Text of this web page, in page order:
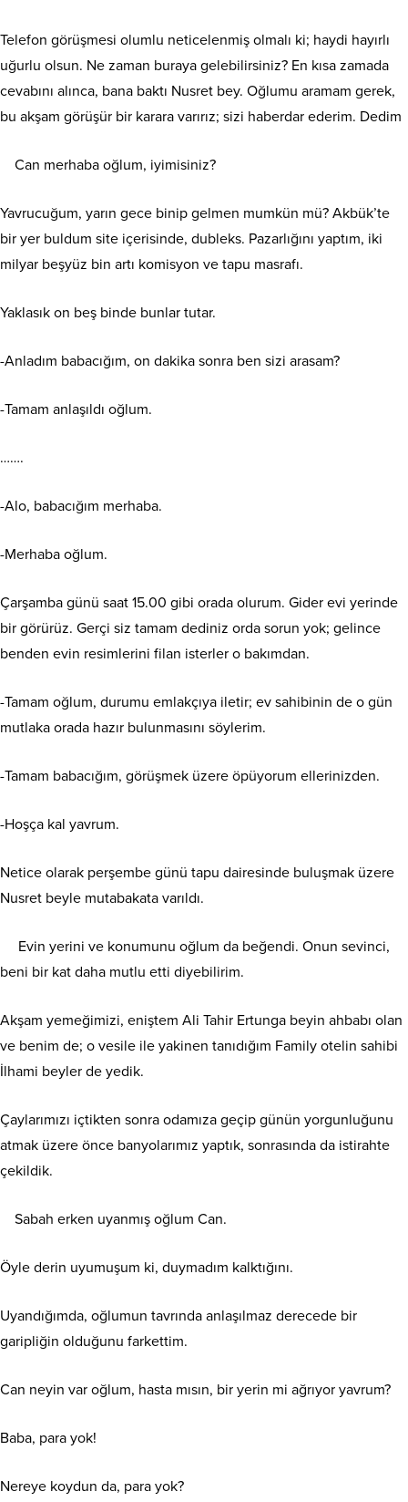
Telefon görüşmesi olumlu neticelenmiş olmalı ki; haydi hayırlı
uğurlu olsun. Ne zaman buraya gelebilirsiniz? En kısa zamada
cevabını alınca, bana baktı Nusret bey. Oğlumu aramam gerek,
bu akşam görüşür bir karara varırız; sizi haberdar ederim. Dedim
Can merhaba oğlum, iyimisiniz?
Yavrucuğum, yarın gece binip gelmen mumkün mü? Akbük’te
bir yer buldum site içerisinde, dubleks. Pazarlığını yaptım, iki
milyar beşyüz bin artı komisyon ve tapu masrafı.
Yaklasık on beş binde bunlar tutar.
-Anladım babacığım, on dakika sonra ben sizi arasam?
-Tamam anlaşıldı oğlum.
…….
-Alo, babacığım merhaba.
-Merhaba oğlum.
Çarşamba günü saat 15.00 gibi orada olurum. Gider evi yerinde
bir görürüz. Gerçi siz tamam dediniz orda sorun yok; gelince
benden evin resimlerini filan isterler o bakımdan.
-Tamam oğlum, durumu emlakçıya iletir; ev sahibinin de o gün
mutlaka orada hazır bulunmasını söylerim.
-Tamam babacığım, görüşmek üzere öpüyorum ellerinizden.
-Hoşça kal yavrum.
Netice olarak perşembe günü tapu dairesinde buluşmak üzere
Nusret beyle mutabakata varıldı.
Evin yerini ve konumunu oğlum da beğendi. Onun sevinci,
beni bir kat daha mutlu etti diyebilirim.
Akşam yemeğimizi, eniştem Ali Tahir Ertunga beyin ahbabı olan
ve benim de; o vesile ile yakinen tanıdığım Family otelin sahibi
İlhami beyler de yedik.
Çaylarımızı içtikten sonra odamıza geçip günün yorgunluğunu
atmak üzere önce banyolarımız yaptık, sonrasında da istirahte
çekildik.
Sabah erken uyanmış oğlum Can.
Öyle derin uyumuşum ki, duymadım kalktığını.
Uyandığımda, oğlumun tavrında anlaşılmaz derecede bir
garipliğin olduğunu farkettim.
Can neyin var oğlum, hasta mısın, bir yerin mi ağrıyor yavrum?
Baba, para yok!
Nereye koydun da, para yok?